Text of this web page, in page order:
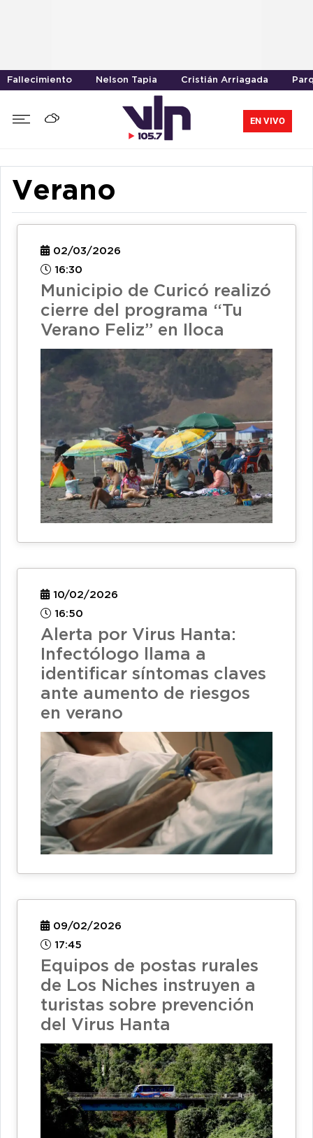
Fallecimiento Nelson Tapia Cristián Arriagada
EN VIVO
Verano
02/03/2026
16:30
Municipio de Curicó realizó
cierre del programa “Tu
Verano Feliz” en Iloca
10/02/2026
16:50
Alerta por Virus Hanta:
Infectólogo llama a
identificar síntomas claves
ante aumento de riesgos
en verano
09/02/2026
17:45
Equipos de postas rurales
de Los Niches instruyen a
turistas sobre prevención
del Virus Hanta